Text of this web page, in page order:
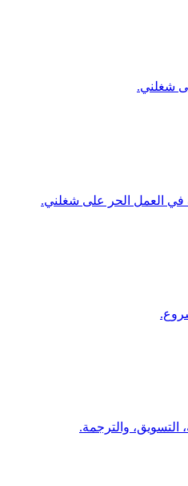
في العمل الحر على شغلني.
التسويق، والترجمة.